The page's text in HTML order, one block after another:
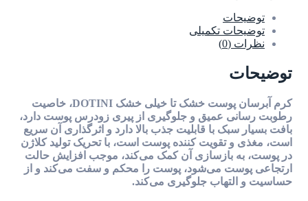
توضیحات
توضیحات تکمیلی
نظرات (0)
توضیحات
کرم آبرسان پوست خشک تا خیلی خشک DOTINI، خاصیت
رطوبت رسانی عمیق و جلوگیری از پیری زودرس پوست دارد،
بافت بسیار سبک با قابلیت جذب بالا دارد و اثرگذاری آن سریع
است، مغذی و تقویت کننده پوست است، با تحریک تولید کلاژن
در پوست، به بازسازی آن کمک می‌کند، موجب افزایش حالت
ارتجاعی پوست می‌شود، پوست را محکم و سفت می‌کند و از
حساسیت و التهاب جلوگیری می‌کند.